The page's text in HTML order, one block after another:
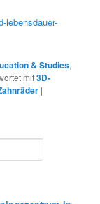
lebensdauer-
& Studies,
mit3D-
|